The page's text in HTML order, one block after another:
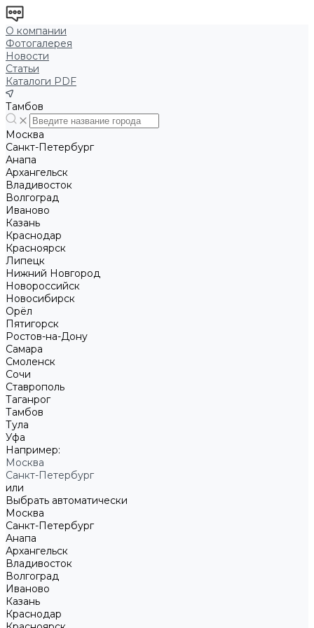
О компании
Фотогалерея
Новости
Статьи
Каталоги PDF
Тамбов
Москва
Санкт-Петербург
Анапа
Архангельск
Владивосток
Волгоград
Иваново
Казань
Краснодар
Красноярск
Липецк
Нижний Новгород
Новороссийск
Новосибирск
Орёл
Пятигорск
Ростов-на-Дону
Самара
Смоленск
Сочи
Ставрополь
Таганрог
Тамбов
Тула
Уфа
Например:
Москва
Санкт-Петербург
или
Выбрать автоматически
Москва
Санкт-Петербург
Анапа
Архангельск
Владивосток
Волгоград
Иваново
Казань
Краснодар